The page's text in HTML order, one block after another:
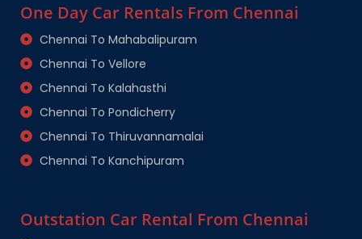
One Day Car Rentals From Chennai
Chennai To Mahabalipuram
Chennai To Vellore
Chennai To Kalahasthi
Chennai To Pondicherry
Chennai To Thiruvannamalai
Chennai To Kanchipuram
Outstation Car Rental From Chennai